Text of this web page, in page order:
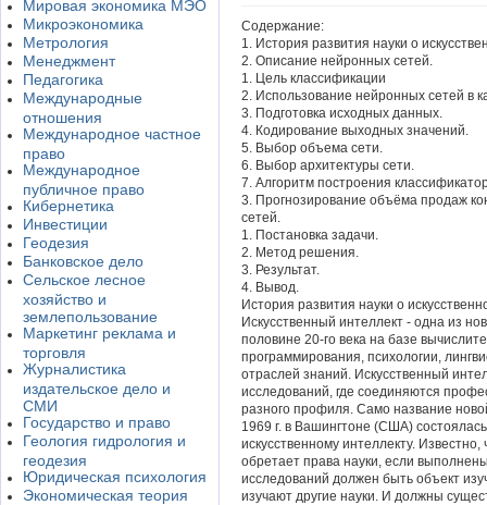
Мировая экономика МЭО
Микроэкономика
Метрология
Менеджмент
Педагогика
Международные
отношения
Международное частное
право
Международное
публичное право
Кибернетика
Инвестиции
Геодезия
Банковское дело
Сельское лесное
хозяйство и
землепользование
Маркетинг реклама и
торговля
Журналистика
издательское дело и
СМИ
Государство и право
Геология гидрология и
геодезия
Юридическая психология
Экономическая теория
Содержание:
1. История развития науки о
2. Описание нейронных сетей.
1. Цель классификации
2. Использование нейронных сетей в
3. Подготовка исходных данных.
4. Кодирование выходных значений.
5. Выбор объема сети.
6. Выбор архитектуры сети.
7. Алгоритм построения
3. Прогнозирование объёма продаж
сетей.
1. Постановка задачи.
2. Метод решения.
3. Результат.
4. Вывод.
История развития науки о
Искусственный интеллект - одна из
половине 20-го века на базе
программирования, психологии,
отраслей знаний. Искусственный
исследований, где соединяются
разного профиля. Само название
1969 г. в Вашингтоне (США)
искусственному интеллекту.
обретает права науки, если
исследований должен быть объект
изучают другие науки. И должны